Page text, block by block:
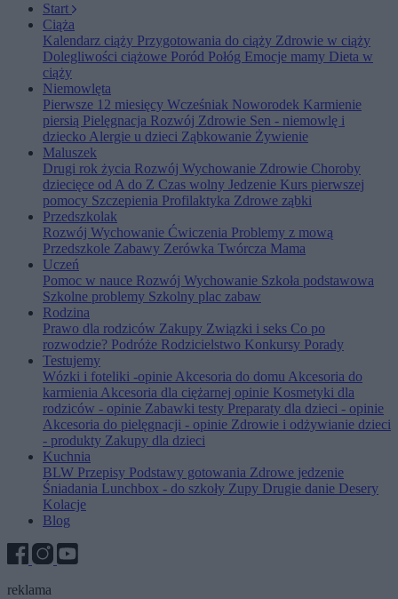
Start
Ciąża
Kalendarz ciąży Przygotowania do ciąży Zdrowie w ciąży
Dolegliwości ciążowe Poród Połóg Emocje mamy Dieta w
ciąży
Niemowlęta
Pierwsze 12 miesięcy Wcześniak Noworodek Karmienie
piersią Pielęgnacja Rozwój Zdrowie Sen - niemowlę i
dziecko Alergie u dzieci Ząbkowanie Żywienie
Maluszek
Drugi rok życia Rozwój Wychowanie Zdrowie Choroby
dziecięce od A do Z Czas wolny Jedzenie Kurs pierwszej
pomocy Szczepienia Profilaktyka Zdrowe ząbki
Przedszkolak
Rozwój Wychowanie Ćwiczenia Problemy z mową
Przedszkole Zabawy Zerówka Twórcza Mama
Uczeń
Pomoc w nauce Rozwój Wychowanie Szkoła podstawowa
Szkolne problemy Szkolny plac zabaw
Rodzina
Prawo dla rodziców Zakupy Związki i seks Co po
rozwodzie? Podróże Rodzicielstwo Konkursy Porady
Testujemy
Wózki i foteliki -opinieAkcesoria do domu Akcesoria do
karmieniaAkcesoria dla ciężarnej opinie Kosmetyki dla
rodziców - opinie Zabawki testy Preparaty dla dzieci - opinie
Akcesoria do pielęgnacji - opinie Zdrowie i odżywianie dzieci
- produkty Zakupy dla dzieci
Kuchnia
BLW Przepisy Podstawy gotowania Zdrowe jedzenie
Śniadania Lunchbox - do szkoły Zupy Drugie danie Desery
Kolacje
Blog
reklama